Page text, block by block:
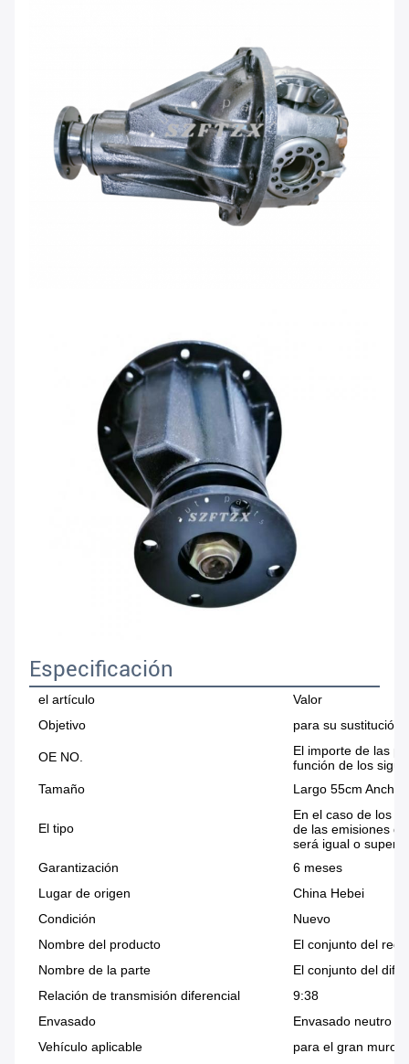
Especificación
el artículo
Valor
Objetivo
para su
OE NO.
El importe de las
función de los
Tamaño
Largo 55cm Ancho
El tipo
En el caso de los
de las emisiones
será igual o
Garantización
6 meses
Lugar de origen
China Hebei
Condición
Nuevo
Nombre del producto
El conjunto del
Nombre de la parte
El conjunto del
Relación de transmisión diferencial
9:38
Envasado
Envasado neutro
Vehículo aplicable
para el gran muro